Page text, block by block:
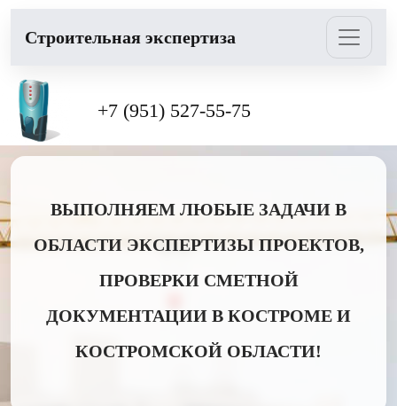
Cтроительная экспертиза
+7 (951) 527-55-75
ВЫПОЛНЯЕМ ЛЮБЫЕ ЗАДАЧИ В
ОБЛАСТИ ЭКСПЕРТИЗЫ ПРОЕКТОВ,
ПРОВЕРКИ СМЕТНОЙ
ДОКУМЕНТАЦИИ В КОСТРОМЕ И
КОСТРОМСКОЙ ОБЛАСТИ!